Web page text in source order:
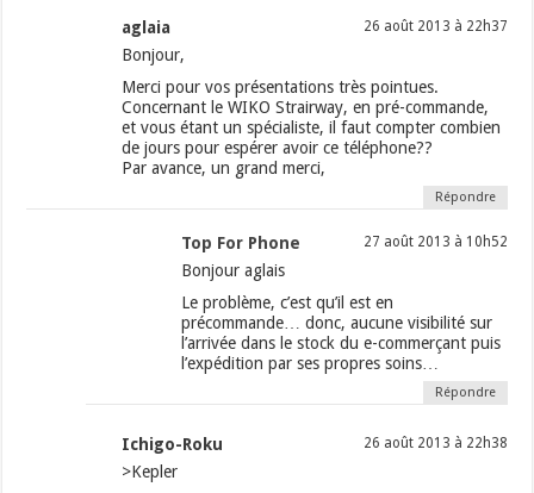
aglaia 26 août 2013 à 22h37
Bonjour,
Merci pour vos présentations très pointues.
Concernant le WIKO Strairway, en pré-commande,
et vous étant un spécialiste, il faut compter combien
de jours pour espérer avoir ce téléphone??
Par avance, un grand merci,
Répondre
Top For Phone 27 août 2013 à 10h52
Bonjour aglais
Le problème, c’est qu’il est en
précommande… donc, aucune visibilité sur
l’arrivée dans le stock du e-commerçant puis
l’expédition par ses propres soins…
Répondre
Ichigo-Roku 26 août 2013 à 22h38
>Kepler